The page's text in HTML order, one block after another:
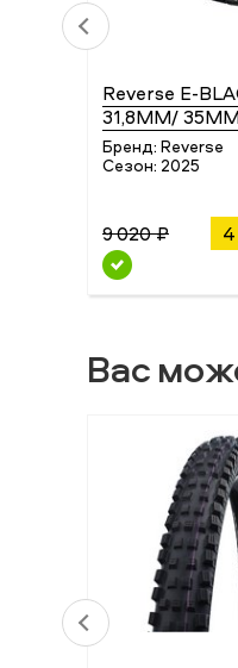
Reverse E-
31,8MM/
Бренд: Reverse
Сезон: 2025
9 020 ₽
Вас